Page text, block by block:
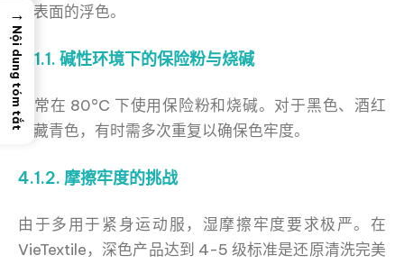
除表面的浮色。
4.1.1. 碱性环境下的保险粉与烧碱
通常在 80°C 下使用保险粉和烧碱。对于黑色、酒红
或藏青色，有时需多次重复以确保色牢度。
4.1.2. 摩擦牢度的挑战
由于多用于紧身运动服，湿摩擦牢度要求极严。在
VieTextile，深色产品达到 4-5 级标准是还原清洗完美
→
Nội dung tóm tắt